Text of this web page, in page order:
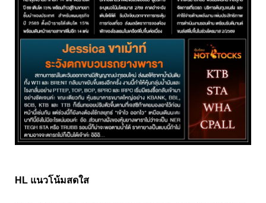
HL แนวโน้มสดใส